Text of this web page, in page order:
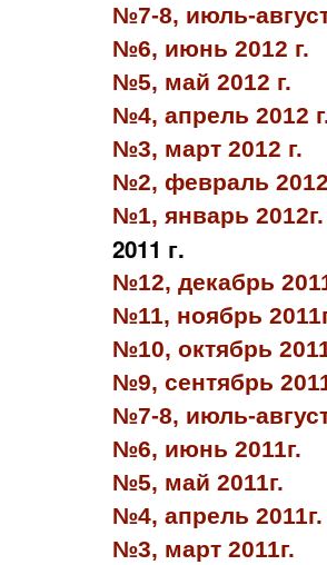
№7-8, июль-
№6, июнь 2012 г.
№5, май 2012 г.
№4, апрель 2012
№3, март 2012 г.
№2, февраль
№1, январь 2012г.
2011 г.
№12, декабрь
№11, ноябрь
№10, октябрь
№9, сентябрь
№7-8, июль-
№6, июнь 2011г.
№5, май 2011г.
№4, апрель 2011г.
№3, март 2011г.